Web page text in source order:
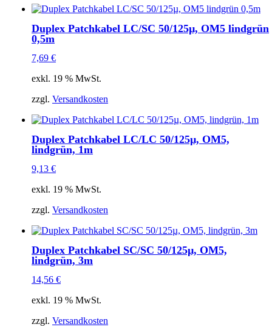
Duplex Patchkabel LC/SC 50/125µ, OM5 lindgrün
0,5m
7,69 €
exkl. 19 % MwSt.
zzgl. Versandkosten
Duplex Patchkabel LC/LC 50/125µ, OM5,
lindgrün, 1m
9,13 €
exkl. 19 % MwSt.
zzgl. Versandkosten
Duplex Patchkabel SC/SC 50/125µ, OM5,
lindgrün, 3m
14,56 €
exkl. 19 % MwSt.
zzgl. Versandkosten